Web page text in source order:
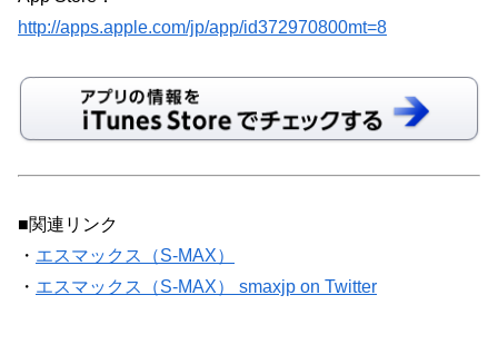
http://apps.apple.com/jp/app/id372970800mt=8
■関連リンク
・ エスマックス（S-MAX）
・ エスマックス（S-MAX） smaxjp on Twitter